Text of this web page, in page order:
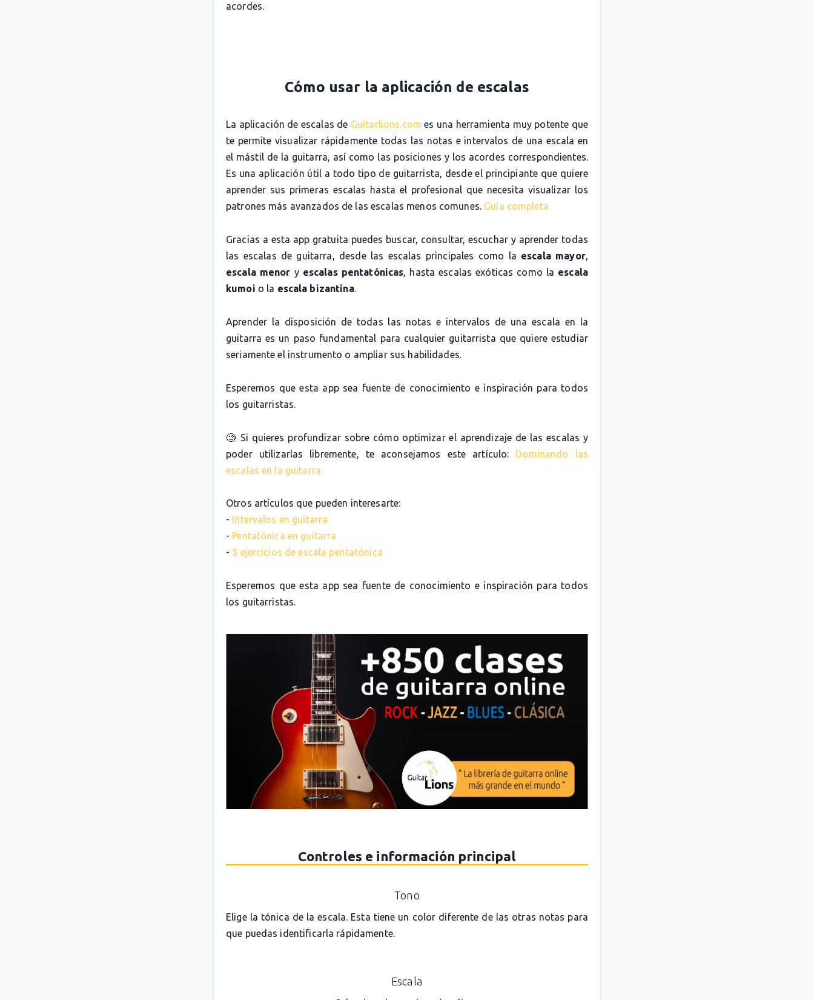
acordes.
Cómo usar la aplicación de escalas
La aplicación de escalas de Guitarlions.com es una herramienta muy potente que
te permite visualizar rápidamente todas las notas e intervalos de una escala en
el mástil de la guitarra, así como las posiciones y los acordes correspondientes.
Es una aplicación útil a todo tipo de guitarrista, desde el principiante que quiere
aprender sus primeras escalas hasta el profesional que necesita visualizar los
patrones más avanzados de las escalas menos comunes. Guía completa
Gracias a esta app gratuita puedes buscar, consultar, escuchar y aprender todas
las escalas de guitarra, desde las escalas principales como la escala mayor,
escala menor y escalas pentatónicas, hasta escalas exóticas como la escala
kumoi o la escala bizantina.
Aprender la disposición de todas las notas e intervalos de una escala en la
guitarra es un paso fundamental para cualquier guitarrista que quiere estudiar
seriamente el instrumento o ampliar sus habilidades.
Esperemos que esta app sea fuente de conocimiento e inspiración para todos
los guitarristas.
🧐 Si quieres profundizar sobre cómo optimizar el aprendizaje de las escalas y
poder utilizarlas libremente, te aconsejamos este artículo: Dominando las
escalas en la guitarra
Otros artículos que pueden interesarte:
- Intervalos en guitarra
- Pentatónica en guitarra
- 3 ejercicios de escala pentatónica
Esperemos que esta app sea fuente de conocimiento e inspiración para todos
los guitarristas.
Controles e información principal
Tono
Elige la tónica de la escala. Esta tiene un color diferente de las otras notas para
que puedas identificarla rápidamente.
Escala